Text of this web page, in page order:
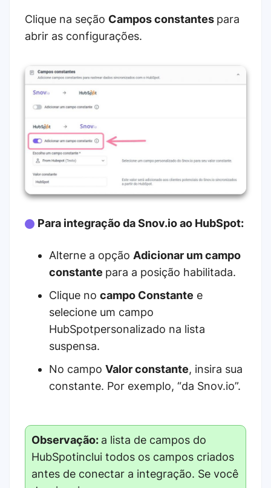
Clique na seção Campos constantes para
abrir as configurações.
Para integração da Snov.io ao HubSpot:
Alterne a opção Adicionar um campo
constante para a posição habilitada.
Clique no campo Constante e
selecione um campo
HubSpotpersonalizado na lista
suspensa.
No campo Valor constante, insira sua
constante. Por exemplo, “da Snov.io”.
Observação: a lista de campos do
HubSpotinclui todos os campos criados
antes de conectar a integração. Se você